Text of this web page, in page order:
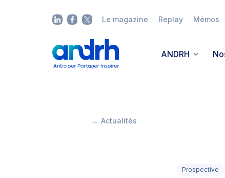
Le magazine Replay Mémos
ANDRH
← Actualités
Prospective